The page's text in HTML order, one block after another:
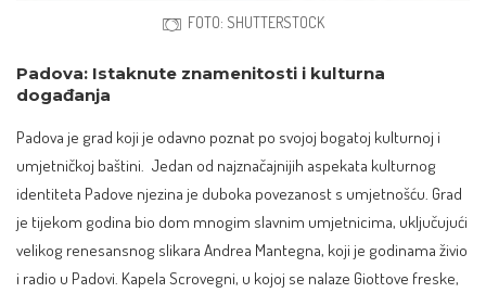
FOTO: SHUTTERSTOCK
Padova: Istaknute znamenitosti i kulturna
događanja
Padova je grad koji je odavno poznat po svojoj bogatoj kulturnoj i
umjetničkoj baštini. Jedan od najznačajnijih aspekata kulturnog
identiteta Padove njezina je duboka povezanost s umjetnošću. Grad
je tijekom godina bio dom mnogim slavnim umjetnicima, uključujući
velikog renesansnog slikara Andrea Mantegna, koji je godinama živio
i radio u Padovi. Kapela Scrovegni, u kojoj se nalaze Giottove freske,